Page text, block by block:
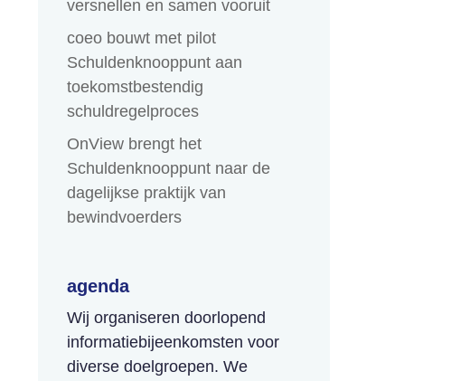
versnellen en samen vooruit
coeo bouwt met pilot
Schuldenknooppunt aan
toekomstbestendig
schuldregelproces
OnView brengt het
Schuldenknooppunt naar de
dagelijkse praktijk van
bewindvoerders
agenda
Wij organiseren doorlopend
informatiebijeenkomsten voor
diverse doelgroepen. We